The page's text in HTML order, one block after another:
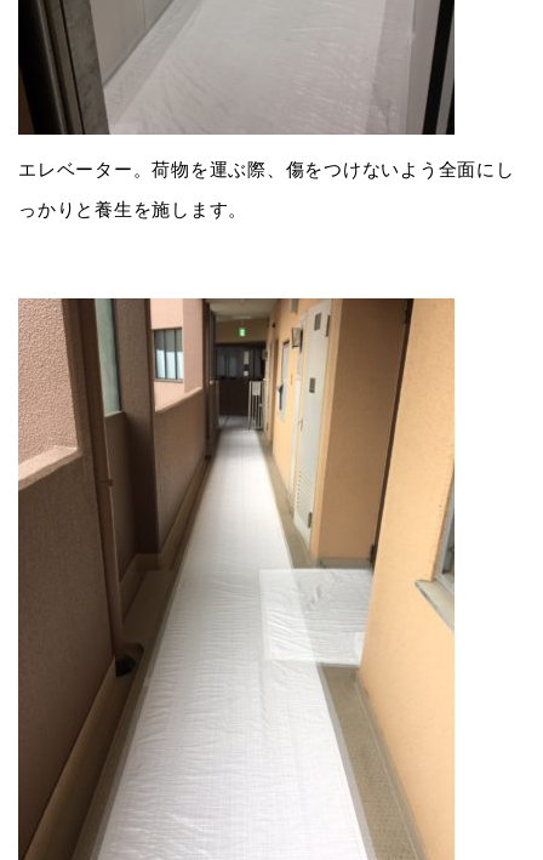
エレベーター。荷物を運ぶ際、傷をつけないよう全面にし
っかりと養生を施します。